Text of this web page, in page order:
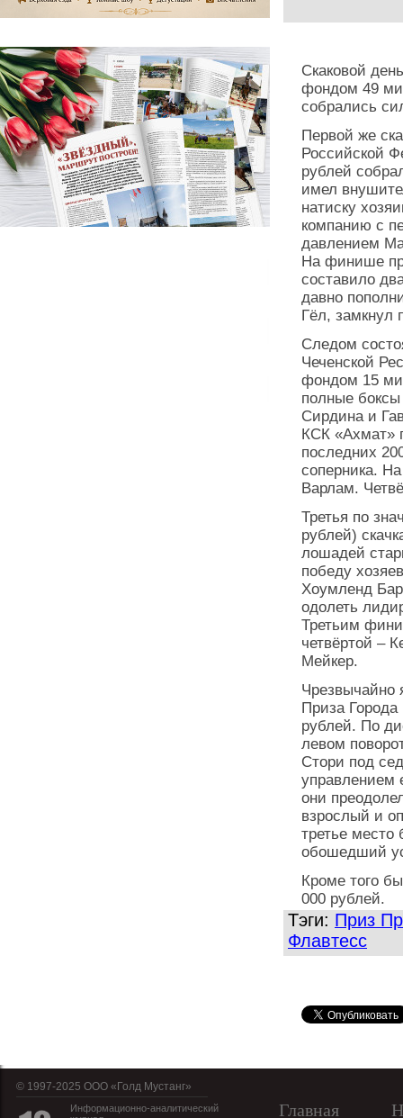
Cкаковой
фондом 49
собрались
Первой же
Российской
рублей
имел
натиску
компанию с
давлением
На финише
составило
давно
Гёл, замкнул
Следом
Чеченской
фондом 15
полные боксы
Сирдина и
КСК «Ахмат»
последних
соперника.
Варлам.
Третья по
рублей)
лошадей
победу
Хоумленд
одолеть
Третьим
четвёртой –
Мейкер.
Чрезвычайно
Приза
рублей. По
левом
Стори под
управлением
они
взрослый и
третье
обошедший
Кроме того
000 рублей.
Тэги: Приз
Флавтесс
© 1997-2025 OOO «Голд Мустанг»
Информационно-аналитический
Главная